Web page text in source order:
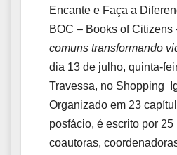
Encante e Faça a
BOC – Books of Citizens
comuns transformando
dia 13 de julho, quinta-
Travessa, no Shopping
Organizado em 23
posfácio, é escrito por
coautoras,